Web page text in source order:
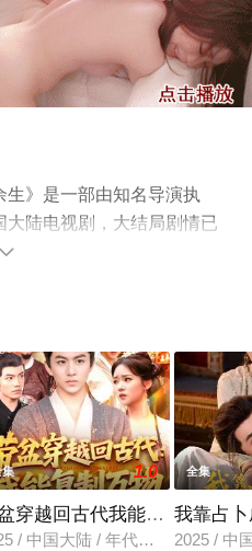
》是一部由知名导演执
陆电视剧，大结局剧情已
看高清未删减完整版电视剧
。

集 1.0
穿越回古代我能复制万物
/ 中国大陆 / 年代穿越
全集
我靠占
2025 / 中